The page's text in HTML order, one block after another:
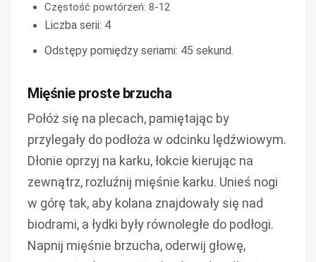
Częstość powtórzeń: 8-12
Liczba serii: 4
Odstępy pomiędzy seriami: 45 sekund.
Mięśnie proste brzucha
Połóż się na plecach, pamiętając by
przylegały do podłoża w odcinku lędźwiowym.
Dłonie oprzyj na karku, łokcie kierując na
zewnątrz, rozluźnij mięśnie karku. Unieś nogi
w górę tak, aby kolana znajdowały się nad
biodrami, a łydki były równoległe do podłogi.
Napnij mięśnie brzucha, oderwij głowę,